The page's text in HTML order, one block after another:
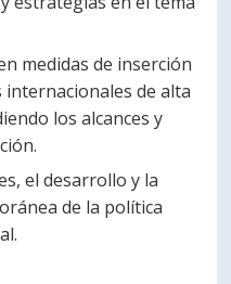
medidas de inserción
de alta
los alcances y
el desarrollo y la
de la política